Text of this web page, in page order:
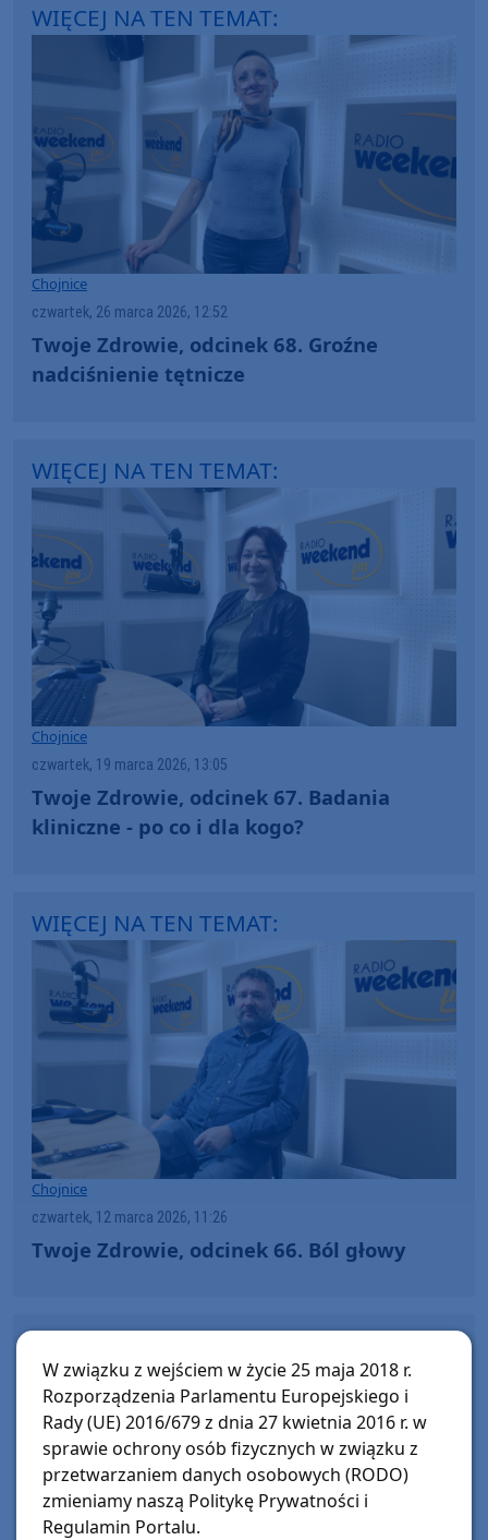
WIĘCEJ NA TEN TEMAT:
Chojnice
czwartek, 26 marca 2026, 12:52
Twoje Zdrowie, odcinek 68. Groźne
nadciśnienie tętnicze
WIĘCEJ NA TEN TEMAT:
Chojnice
czwartek, 19 marca 2026, 13:05
Twoje Zdrowie, odcinek 67. Badania
kliniczne - po co i dla kogo?
WIĘCEJ NA TEN TEMAT:
Chojnice
czwartek, 12 marca 2026, 11:26
Twoje Zdrowie, odcinek 66. Ból głowy
W związku z wejściem w życie 25 maja 2018 r.
Rozporządzenia Parlamentu Europejskiego i
Rady (UE) 2016/679 z dnia 27 kwietnia 2016 r. w
sprawie ochrony osób fizycznych w związku z
przetwarzaniem danych osobowych (RODO)
zmieniamy naszą Politykę Prywatności i
Regulamin Portalu.